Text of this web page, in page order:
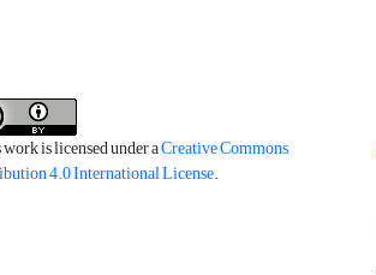
is licensed under aCreative Commons
4.0 International License.